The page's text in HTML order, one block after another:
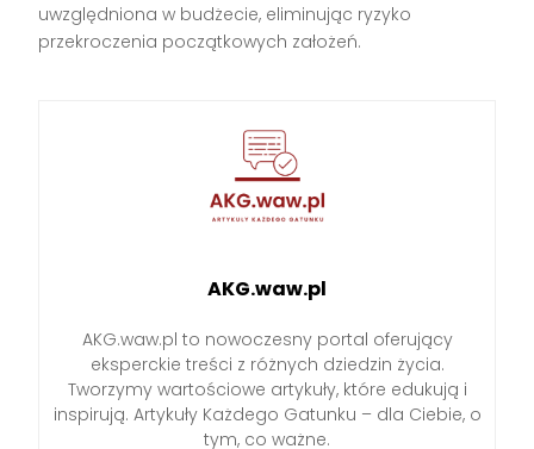
uwzględniona w budżecie, eliminując ryzyko
przekroczenia początkowych założeń.
AKG.waw.pl
AKG.waw.pl to nowoczesny portal oferujący
eksperckie treści z różnych dziedzin życia.
Tworzymy wartościowe artykuły, które edukują i
inspirują. Artykuły Każdego Gatunku – dla Ciebie, o
tym, co ważne.